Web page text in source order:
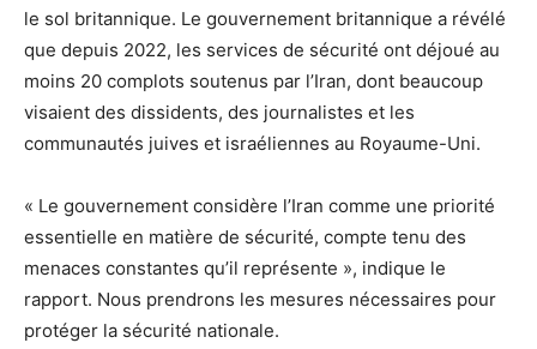
le sol britannique. Le gouvernement britannique a révélé
que depuis 2022, les services de sécurité ont déjoué au
moins 20 complots soutenus par l’Iran, dont beaucoup
visaient des dissidents, des journalistes et les
communautés juives et israéliennes au Royaume-Uni.
« Le gouvernement considère l’Iran comme une priorité
essentielle en matière de sécurité, compte tenu des
menaces constantes qu’il représente », indique le
rapport. Nous prendrons les mesures nécessaires pour
protéger la sécurité nationale.